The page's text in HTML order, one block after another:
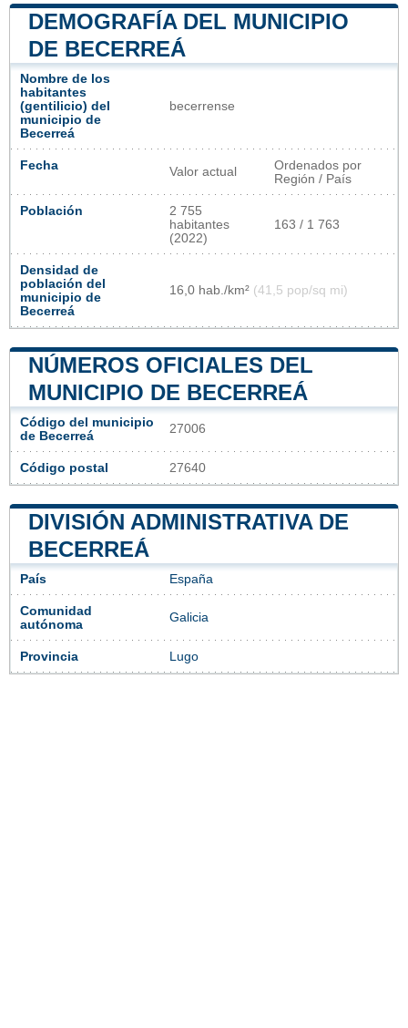
DEMOGRAFÍA DEL MUNICIPIO
DE BECERREÁ
Nombre de los
habitantes
(gentilicio) del
municipio de
Becerreá
becerrense
Fecha Valor actual
Ordenados por
Región / País
Población
2 755
habitantes
(2022)
163 / 1 763
Densidad de
población del
municipio de
Becerreá
16,0 hab./km² (41,5 pop/sq mi)
NÚMEROS OFICIALES DEL
MUNICIPIO DE BECERREÁ
Código del municipio
de Becerreá
27006
Código postal 27640
DIVISIÓN ADMINISTRATIVA DE
BECERREÁ
País España
Comunidad
autónoma
Galicia
Provincia Lugo